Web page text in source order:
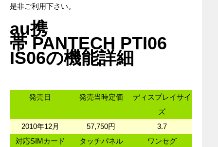
是非ご利用下さい。
au携
帯 PANTECH PTI06
IS06の機能詳細
発売日 発売当時定価
ディスプレイサイ
ズ
2010年12月
57,750円
3.7
対応SIMカード
タッチパネル
ワンセグ